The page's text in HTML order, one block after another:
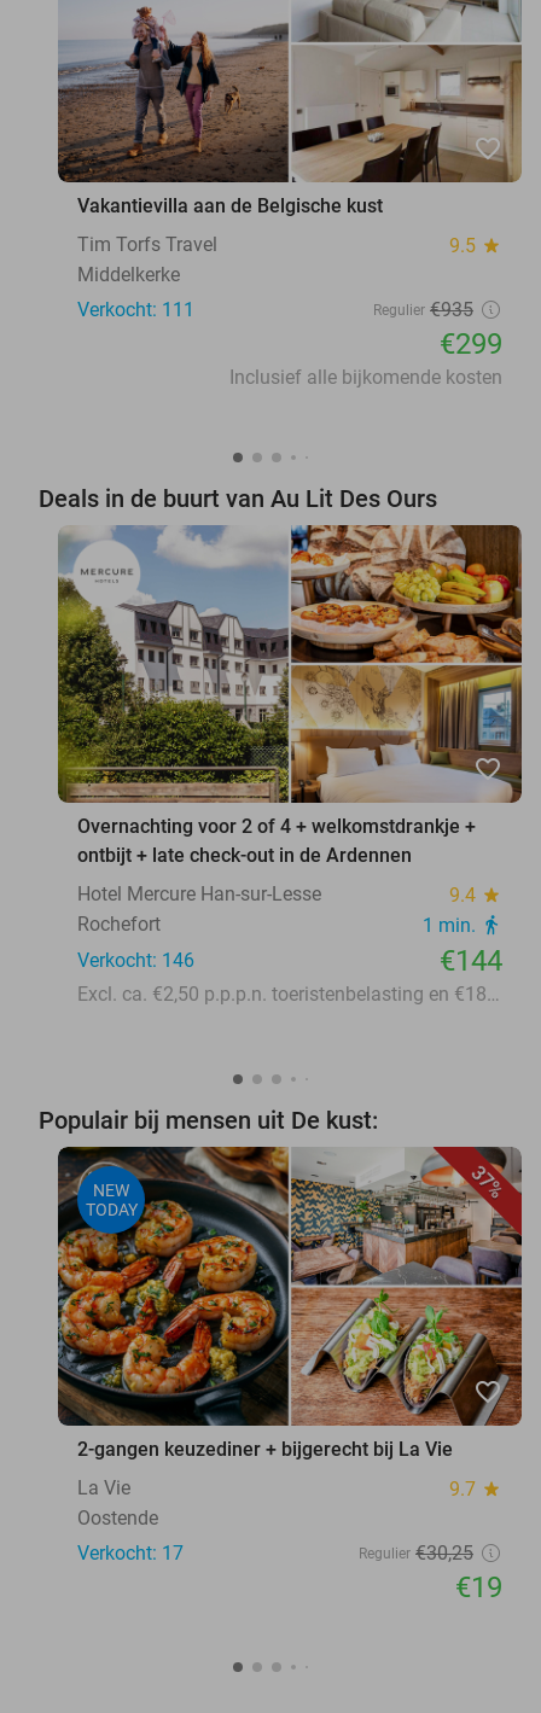
favorite_border
Vakantievilla aan de Belgische kust
Tim Torfs Travel
9.5 star
Middelkerke
Verkocht: 111
Regulier €935
€299
Inclusief alle bijkomende kosten
Deals in de buurt van Au Lit Des Ours
favorite_border
Overnachting voor 2 of 4 + welkomstdrankje +
ontbijt + late check-out in de Ardennen
Hotel Mercure Han-sur-Lesse
9.4 star
Rochefort 1 min. directions_walk
Verkocht: 146 €144
Excl. ca. €2,50 p.p.p.n. toeristenbelasting en €18 p.d. parkeerkosten
Populair bij mensen uit De kust:
37%
NEW
TODAY
favorite_border
2-gangen keuzediner + bijgerecht bij La Vie
La Vie
9.7 star
Oostende
Verkocht: 17
Regulier €30,25
€19